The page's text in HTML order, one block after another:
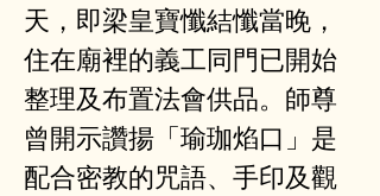
天，即梁皇寶懺結懺當晚，
住在廟裡的義工同門已開始
整理及布置法會供品。師尊
曾開示讚揚「瑜珈焰口」是
配合密教的咒語、手印及觀